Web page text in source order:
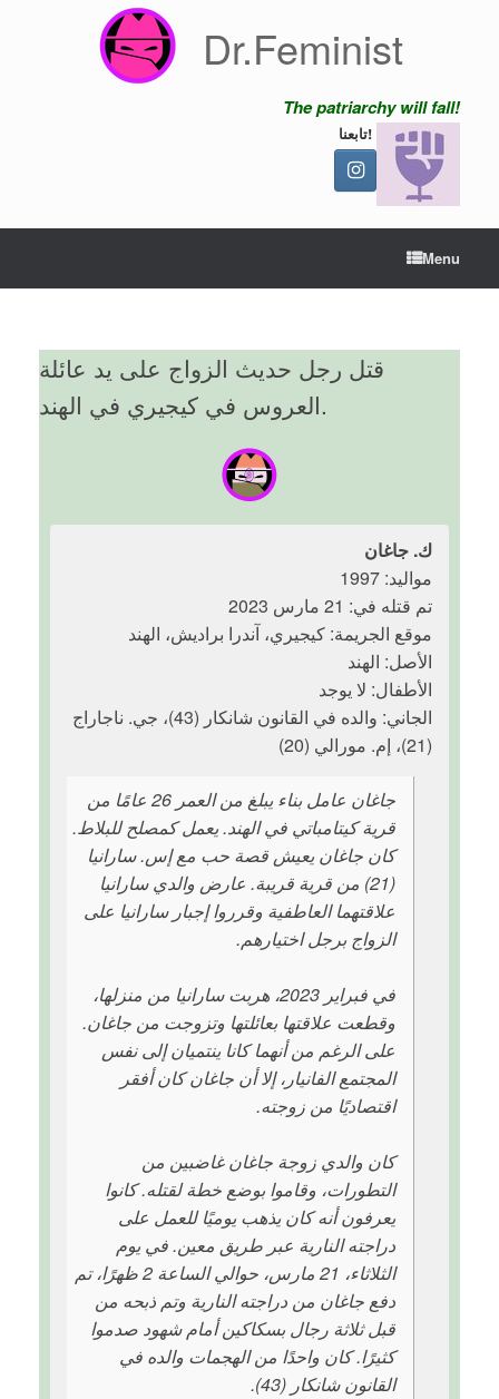
Dr.Feminist
The patriarchy will fall!
تابعنا!
Menu
قتل رجل حديث الزواج على يد عائلة
العروس في كيجيري في الهند.
ك. جاغان
مواليد: 1997
تم قتله في: 21 مارس 2023
موقع الجريمة: كيجيري، آندرا براديش، الهند
الأصل: الهند
الأطفال: لا يوجد
الجاني: والده في القانون شانكار (43)، جي. ناجاراج
(21)، إم. مورالي (20)
جاغان عامل بناء يبلغ من العمر 26 عامًا من
قرية كيتامباتي في الهند. يعمل كمصلح للبلاط.
كان جاغان يعيش قصة حب مع إس. سارانيا
(21) من قرية قريبة. عارض والدي سارانيا
علاقتهما العاطفية وقرروا إجبار سارانيا على
الزواج برجل اختيارهم.
في فبراير 2023، هربت سارانيا من منزلها،
وقطعت علاقتها بعائلتها وتزوجت من جاغان.
على الرغم من أنهما كانا ينتميان إلى نفس
المجتمع الفانيار، إلا أن جاغان كان أفقر
اقتصاديًا من زوجته.
كان والدي زوجة جاغان غاضبين من
التطورات، وقاموا بوضع خطة لقتله. كانوا
يعرفون أنه كان يذهب يوميًا للعمل على
دراجته النارية عبر طريق معين. في يوم
الثلاثاء، 21 مارس، حوالي الساعة 2 ظهرًا، تم
دفع جاغان من دراجته النارية وتم ذبحه من
قبل ثلاثة رجال بسكاكين أمام شهود صدموا
كثيرًا. كان واحدًا من الهجمات والده في
القانون شانكار (43).